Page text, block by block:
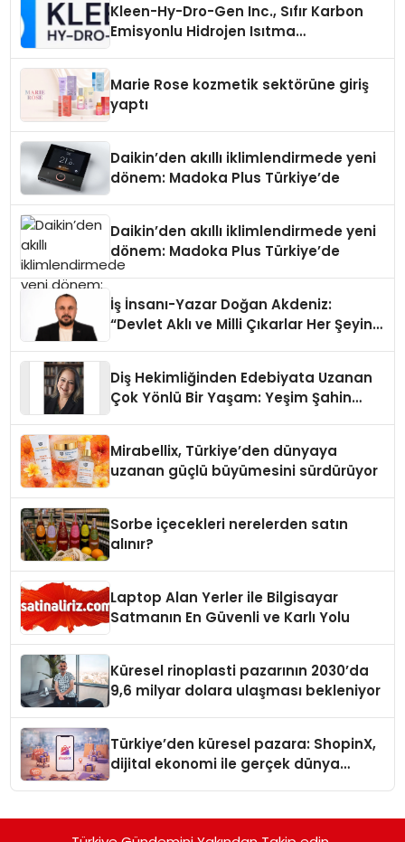
Kleen-Hy-Dro-Gen Inc., Sıfır Karbon
Emisyonlu Hidrojen Isıtma
Marie Rose kozmetik sektörüne giriş
yaptı
Daikin’den akıllı iklimlendirmede yeni
dönem: Madoka Plus Türkiye’de
Daikin’den akıllı iklimlendirmede yeni
dönem: Madoka Plus Türkiye’de
İş İnsanı-Yazar Doğan Akdeniz:
“Devlet Aklı ve Milli Çıkarlar Her Şeyin
Diş Hekimliğinden Edebiyata Uzanan
Çok Yönlü Bir Yaşam: Yeşim Şahin
Mirabellix, Türkiye’den dünyaya
uzanan güçlü büyümesini sürdürüyor
Sorbe içecekleri nerelerden satın
alınır?
Laptop Alan Yerler ile Bilgisayar
Satmanın En Güvenli ve Karlı Yolu
Küresel rinoplasti pazarının 2030’da
9,6 milyar dolara ulaşması bekleniyor
Türkiye’den küresel pazara: ShopinX,
dijital ekonomi ile gerçek dünya